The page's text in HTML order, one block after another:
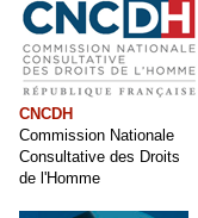
CNCDH
Commission Nationale
Consultative des Droits
de l'Homme